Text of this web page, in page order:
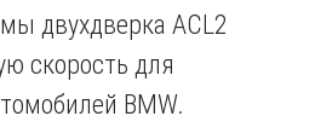
двухдверка ACL2
скорость для
BMW.